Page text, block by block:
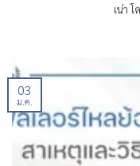
เน่า
03
ม.ค.